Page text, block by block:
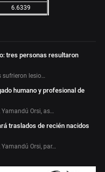
6.6339
tres personas resultaron
sufrieron lesio…
humano y profesional de
Yamandú Orsi, as…
traslados de recién nacidos
Yamandú Orsi, par…